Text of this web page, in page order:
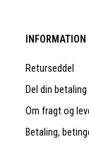
INFORMATION
Returseddel
Del din
Om fragt og
Betaling,